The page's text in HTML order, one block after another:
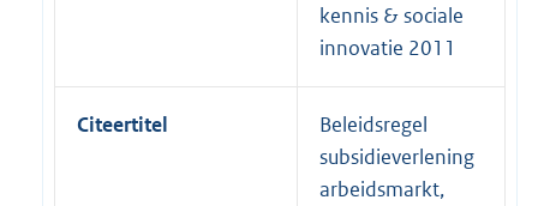
kennis & sociale
innovatie 2011
Citeertitel
Beleidsregel
subsidieverlening
arbeidsmarkt,